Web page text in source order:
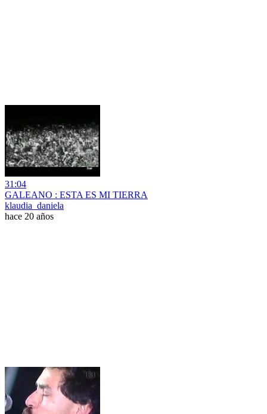
31:04
GALEANO : ESTA ES MI TIERRA
klaudia_daniela
hace 20 años